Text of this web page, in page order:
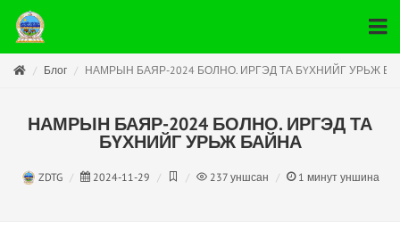
Блог НАМРЫН БАЯР-2024 БОЛНО. ИРГЭД ТА БҮХНИЙГ УРЬЖ
НАМРЫН БАЯР-2024 БОЛНО. ИРГЭД ТА
БҮХНИЙГ УРЬЖ БАЙНА
ZDTG 2024-11-29 237 уншсан 1 минут уншина